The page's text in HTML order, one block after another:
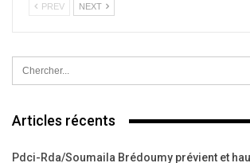
PREV NEXT
Articles récents
Pdci-Rda/Soumaila Brédoumy prévient et